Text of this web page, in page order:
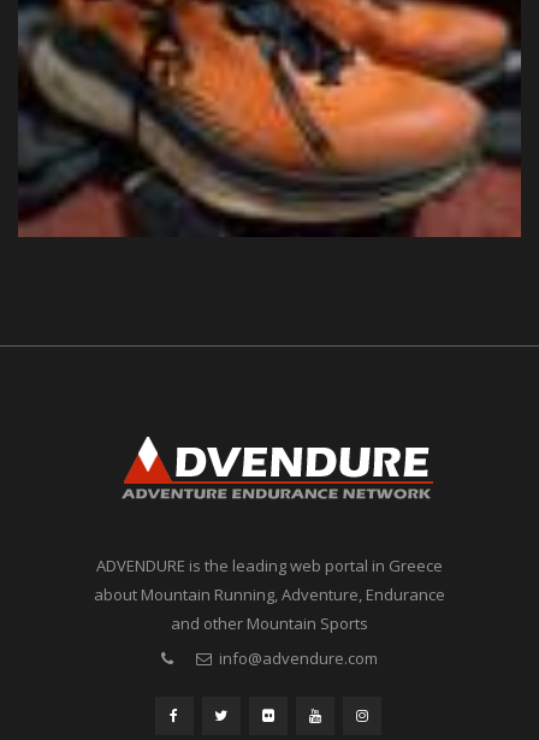
ADVENDURE is the leading web portal in Greece
about Mountain Running, Adventure, Endurance
and other Mountain Sports
info@advendure.com